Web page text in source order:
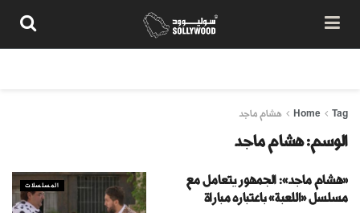
Home Tag هشام ماجد
الوسم:هشام ماجد
المسلسلات
«هشام ماجد»: الجمهور يتعامل مع
مسلسل «اللعبة» باعتباره مباراة